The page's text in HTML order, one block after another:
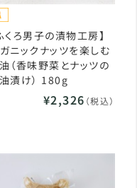
くろ男子の漬物工房】
ニックナッツを楽しむ
（香味野菜とナッツの
漬け） 180g
¥2,326 （税込）